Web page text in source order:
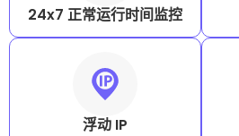
24x7 正常运行时间监控
浮动 IP